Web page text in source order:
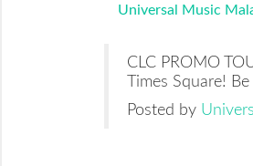
Universal Music
CLC PROMO
Times Square!
Posted by